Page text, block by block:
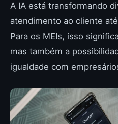
A IA está transformando
atendimento ao cliente
Para os MEIs, isso
mas também a
igualdade com